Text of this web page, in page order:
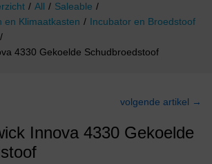
/ All / Saleable /
en Klimaatkasten / Incubator en Broedstoof
/
4330 Gekoelde Schudbroedstoof
volgende artikel →
Innova 4330 Gekoelde